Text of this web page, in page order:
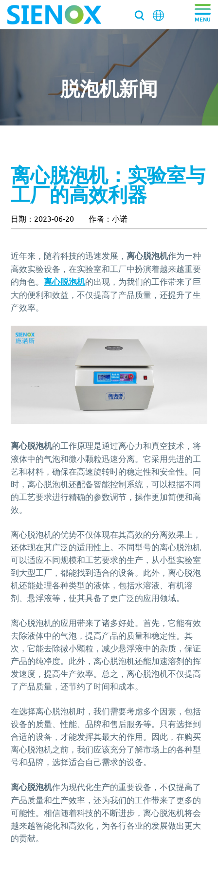
走近施诺斯
加入施诺斯
我们新鲜事
国际品牌三轴点胶机选择施诺斯配套
离心脱泡机的工作原理及作用
产品中心
离心脱泡机
实验室/科研机构小型静音离心除泡设备 SIE-C012
真空脱泡搅拌机SIE‑MIX1000plus
行星式脱泡机SIE‑MIX60 公转自转真空脱泡搅拌机
大容量真空脱泡搅拌机SIE‑MIX2000
MORE+
实验均质机
高速乳化均质机 实验室高速搅拌分散机
多工位球磨混料机 实验室球磨机
加压/真空脱泡机
真空脱泡机SIE-ZK300,适用于大多数胶水、油墨
电池浆料搅拌机
机
行星搅拌机 SIE-ME050 锂电池浆料搅拌脱泡机
电池浆料匀浆机 SIE‑GX500 高速搅拌分散机
相关配套辅品
全自动点胶机 精密点胶机设备
多工位球磨机 实验室精细研磨机
施诺斯小型定量分装机 多功能分装机 SIE-401
解决方案
粉末材料
胶水材料
医药凝胶材料搅拌脱泡解决方案
消费电子
银浆材料
胶水材料
高粘度胶水脱泡解决方案
胶粘剂行业
膏体材料
工业大学涂膜材料脱泡解决方案
半导体/封装行业
LED原材
新能源行业
电池浆料
银浆材料
LED原材
其他应用
化妆品原料
寄样测试
寄送样品进行工艺实验
专业实验室租借服务
脱泡机的作用是什么？
售后服务怎么样？
为什么要选择施诺斯？
MORE+
资料下载
新闻资讯
新闻资讯
揭秘真空脱泡机如何进行胶水脱泡
两种比重相差较大的浆料搅拌
离心脱泡机：实验室与工厂的高效利器
行星式脱泡机的广泛应用领域
如何将胶水中的气泡除掉
MORE+
联系我们020-87548184
保持联系
广州市黄埔区骏功路22号B栋4楼
脱泡机新闻
离心脱泡机：实验室与
工厂的高效利器
日期：2023-06-20 作者：小诺
近年来，随着科技的迅速发展，离心脱泡机作为一种
高效实验设备，在实验室和工厂中扮演着越来越重要
的角色。离心脱泡机的出现，为我们的工作带来了巨
大的便利和效益，不仅提高了产品质量，还提升了生
产效率。
离心脱泡机的工作原理是通过离心力和真空技术，将
液体中的气泡和微小颗粒迅速分离。它采用先进的工
艺和材料，确保在高速旋转时的稳定性和安全性。同
时，离心脱泡机还配备智能控制系统，可以根据不同
的工艺要求进行精确的参数调节，操作更加简便和高
效。
离心脱泡机的优势不仅体现在其高效的分离效果上，
还体现在其广泛的适用性上。不同型号的离心脱泡机
可以适应不同规模和工艺要求的生产，从小型实验室
到大型工厂，都能找到适合的设备。此外，离心脱泡
机还能处理各种类型的液体，包括水溶液、有机溶
剂、悬浮液等，使其具备了更广泛的应用领域。
离心脱泡机的应用带来了诸多好处。首先，它能有效
去除液体中的气泡，提高产品的质量和稳定性。其
次，它能去除微小颗粒，减少悬浮液中的杂质，保证
产品的纯净度。此外，离心脱泡机还能加速溶剂的挥
发速度，提高生产效率。总之，离心脱泡机不仅提高
了产品质量，还节约了时间和成本。
在选择离心脱泡机时，我们需要考虑多个因素，包括
设备的质量、性能、品牌和售后服务等。只有选择到
合适的设备，才能发挥其最大的作用。因此，在购买
离心脱泡机之前，我们应该充分了解市场上的各种型
号和品牌，选择适合自己需求的设备。
离心脱泡机作为现代化生产的重要设备，不仅提高了
产品质量和生产效率，还为我们的工作带来了更多的
可能性。相信随着科技的不断进步，离心脱泡机将会
越来越智能化和高效化，为各行各业的发展做出更大
的贡献。